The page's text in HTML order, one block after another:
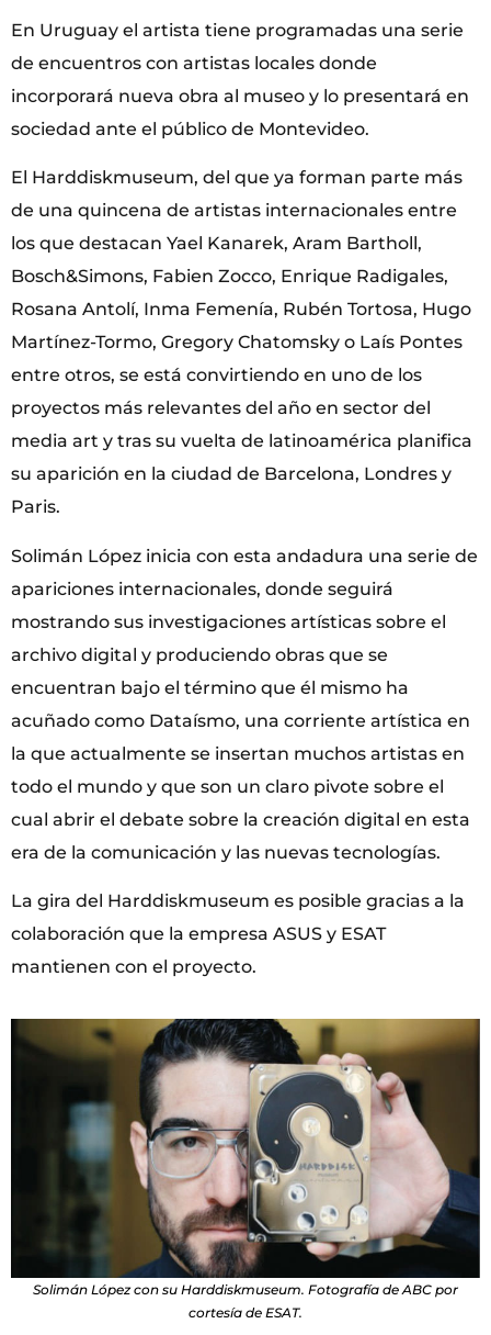
En Uruguay el artista tiene programadas una serie
de encuentros con artistas locales donde
incorporará nueva obra al museo y lo presentará en
sociedad ante el público de Montevideo.
El Harddiskmuseum, del que ya forman parte más
de una quincena de artistas internacionales entre
los que destacan Yael Kanarek, Aram Bartholl,
Bosch&Simons, Fabien Zocco, Enrique Radigales,
Rosana Antolí, Inma Femenía, Rubén Tortosa, Hugo
Martínez-Tormo, Gregory Chatomsky o Laís Pontes
entre otros, se está convirtiendo en uno de los
proyectos más relevantes del año en sector del
media art y tras su vuelta de latinoamérica planifica
su aparición en la ciudad de Barcelona, Londres y
Paris.
Solimán López inicia con esta andadura una serie de
apariciones internacionales, donde seguirá
mostrando sus investigaciones artísticas sobre el
archivo digital y produciendo obras que se
encuentran bajo el término que él mismo ha
acuñado como Dataísmo, una corriente artística en
la que actualmente se insertan muchos artistas en
todo el mundo y que son un claro pivote sobre el
cual abrir el debate sobre la creación digital en esta
era de la comunicación y las nuevas tecnologías.
La gira del Harddiskmuseum es posible gracias a la
colaboración que la empresa ASUS y ESAT
mantienen con el proyecto.
Solimán López con su Harddiskmuseum. Fotografía de ABC por
cortesía de ESAT.